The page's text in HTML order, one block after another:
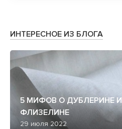
ИНТЕРЕСНОЕ ИЗ БЛОГА
5 МИФОВ О ДУБЛЕРИНЕ И
ФЛИЗЕЛИНЕ
29 июля 2022